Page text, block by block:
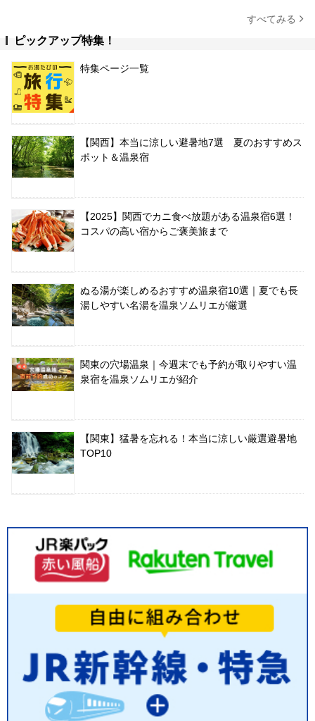
すべてみる
ピックアップ特集！
特集ページ一覧
【関西】本当に涼しい避暑地7選 夏のおすすめス
ポット＆温泉宿
【2025】関西でカニ食べ放題がある温泉宿6選！
コスパの高い宿からご褒美旅まで
ぬる湯が楽しめるおすすめ温泉宿10選｜夏でも長
湯しやすい名湯を温泉ソムリエが厳選
関東の穴場温泉｜今週末でも予約が取りやすい温
泉宿を温泉ソムリエが紹介
【関東】猛暑を忘れる！本当に涼しい厳選避暑地
TOP10